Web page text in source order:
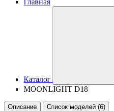
Главная
Каталог
MOONLIGHT D18
Описание
Список моделей (6)